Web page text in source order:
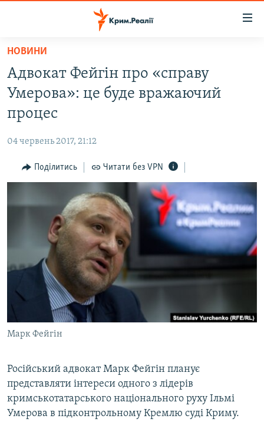
Перейти
основного
матеріалу
Перейти
до
основної
навігації
Перейти
до
ВОДА.КРИМ
ВІДЕО ТА ФОТО
БЛОГИ
ПОГЛЯД
ВСЕ ЗА ДЕНЬ
СПЕЦПРОЕКТИ
ДЕПОРТАЦІЯ
ВІДЕОУРОКИ «ELIFBE»
СВІДЧЕННЯ ОКУПАЦІЇ
УКРАЇНСЬКА ПРОБЛЕМА КРИМУ
ІНФОГРАФІКА
ЯК ОБІЙТИ БЛОКУВАННЯ
Русский
Qırımtatar
ДОЛУЧАЙСЯ!
Усі сайти RFE/RL
НОВИНИ
Адвокат Фейгін про «справу
Умерова»: це буде вражаючий
процес
04 червень 2017, 21:12
Поділитись Читати без VPN
Марк Фейгін
Російський адвокат Марк Фейгін планує
представляти інтереси одного з лідерів
кримськотатарського національного руху Ільмі
Умерова в підконтрольному Кремлю суді Криму.